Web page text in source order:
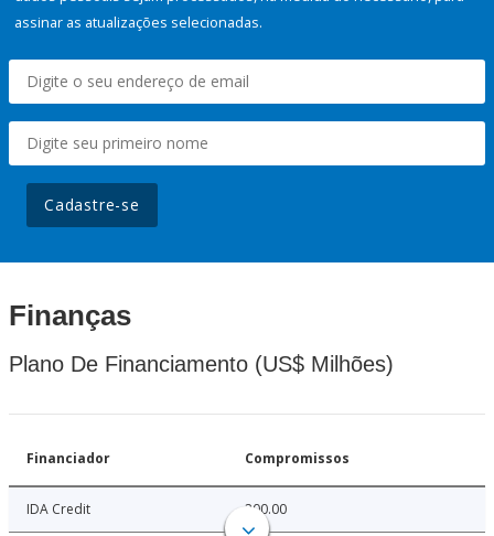
assinar as atualizações selecionadas.
Cadastre-se
Finanças
Plano De Financiamento (US$ Milhões)
Financiador Compromissos
IDA Credit 200.00